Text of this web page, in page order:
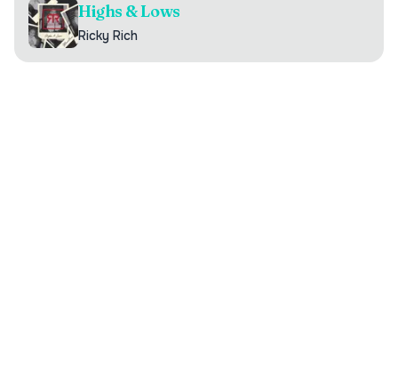
Highs & Lows
Ricky Rich